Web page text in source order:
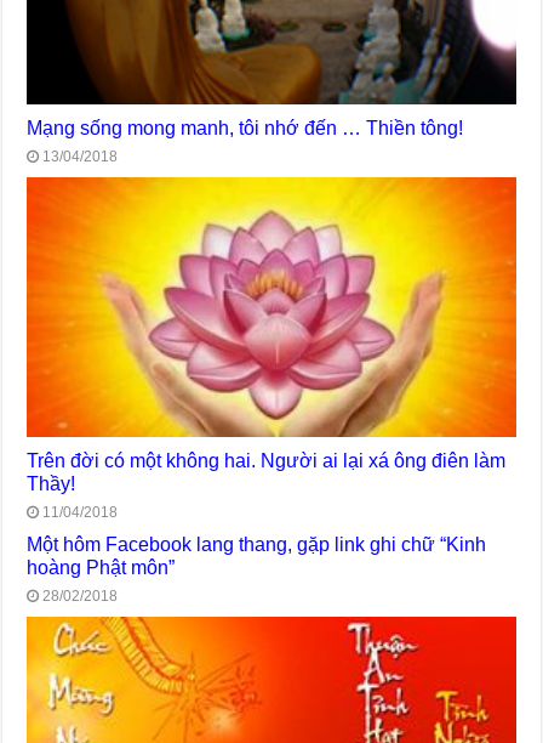
Mạng sống mong manh, tôi nhớ đến … Thiền tông!
13/04/2018
Trên đời có một không hai. Người ai lại xá ông điên làm
Thầy!
11/04/2018
Một hôm Facebook lang thang, gặp link ghi chữ “Kinh
hoàng Phật môn”
28/02/2018